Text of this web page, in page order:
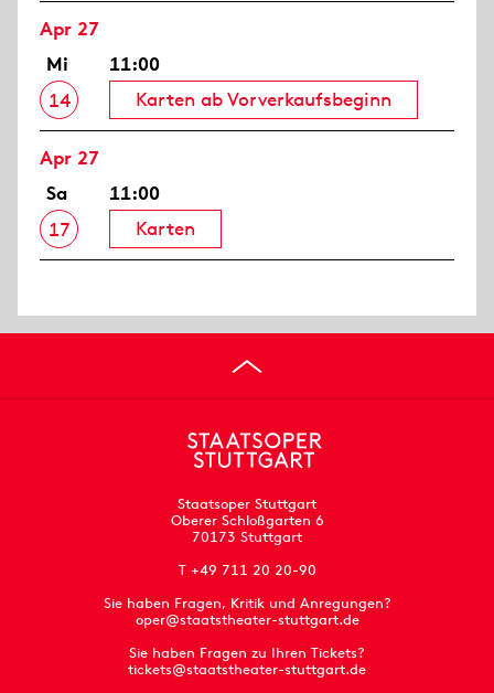
Apr 27
Mi
14
11:00
Karten ab Vorverkaufsbeginn
Apr 27
Sa
17
11:00
Karten
Staatsoper Stuttgart
Oberer Schloßgarten 6
70173 Stuttgart
T +49 711 20 20-90
Sie haben Fragen, Kritik und Anregungen?
oper@staatstheater-stuttgart.de
Sie haben Fragen zu Ihren Tickets?
tickets@staatstheater-stuttgart.de